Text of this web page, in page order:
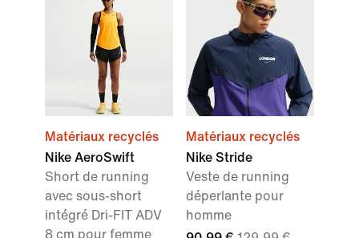
Matériaux recyclés
Nike AeroSwift
Short de running
avec sous-short
intégré Dri-FIT ADV
8 cm pour femme
Matériaux recyclés
Nike Stride
Veste de running
déperlante pour
homme